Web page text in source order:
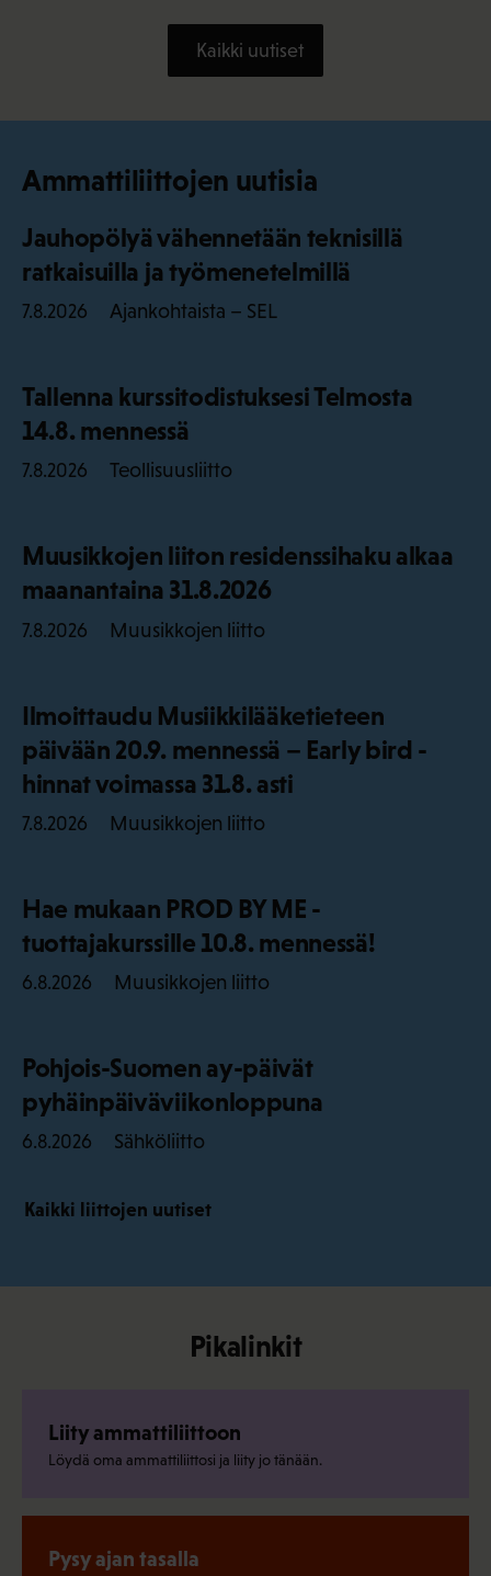
Kaikki uutiset
Ammattiliittojen uutisia
Jauhopölyä vähennetään teknisillä
ratkaisuilla ja työmenetelmillä
7.8.2026 Ajankohtaista – SEL
Tallenna kurssitodistuksesi Telmosta
14.8. mennessä
7.8.2026 Teollisuusliitto
Muusikkojen liiton residenssihaku alkaa
maanantaina 31.8.2026
7.8.2026 Muusikkojen liitto
Ilmoittaudu Musiikkilääketieteen
päivään 20.9. mennessä – Early bird -
hinnat voimassa 31.8. asti
7.8.2026 Muusikkojen liitto
Hae mukaan PROD BY ME -
tuottajakurssille 10.8. mennessä!
6.8.2026 Muusikkojen liitto
Pohjois-Suomen ay-päivät
pyhäinpäiväviikonloppuna
6.8.2026 Sähköliitto
Kaikki liittojen uutiset
Pikalinkit
Liity ammattiliittoon
Löydä oma ammattiliittosi ja liity jo tänään.
Pysy ajan tasalla